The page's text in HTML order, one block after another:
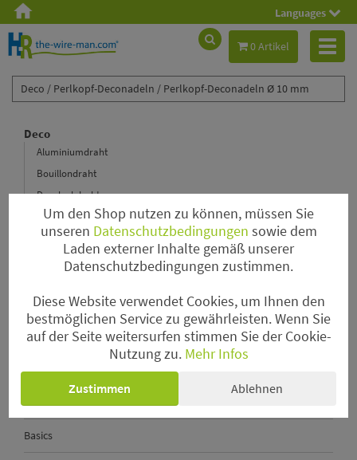
Languages
0 Artikel
Deco / Perlkopf-Deconadeln / Perlkopf-Deconadeln Ø 10 mm
Deco
Aluminiumdraht
Bouillondraht
Decolackdraht
Floristenkrepp
Lametta Hair
Hochzeit
Nadeln
Papierdraht & Rustic Wire
Perlen
Sechseckgeflecht - Hexanet
Basics
Um den Shop nutzen zu können, müssen Sie
unseren Datenschutzbedingungen sowie dem
Laden externer Inhalte gemäß unserer
Datenschutzbedingungen zustimmen.
Diese Website verwendet Cookies, um Ihnen den
bestmöglichen Service zu gewährleisten. Wenn Sie
auf der Seite weitersurfen stimmen Sie der Cookie-
Nutzung zu. Mehr Infos
Zustimmen Ablehnen